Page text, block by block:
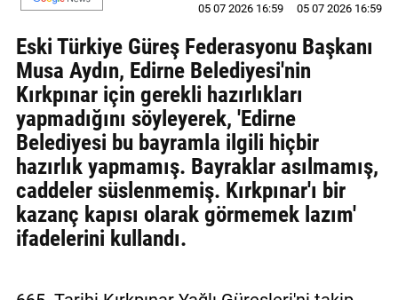
BİZE
ULAŞIN
Künye
İletişim
Gizlilik
Politikası
05 07 2026 16:59
05 07 2026 16:59
Eski Türkiye Güreş Federasyonu Başkanı
Musa Aydın, Edirne Belediyesi'nin
Kırkpınar için gerekli hazırlıkları
yapmadığını söyleyerek, 'Edirne
Belediyesi bu bayramla ilgili hiçbir
hazırlık yapmamış. Bayraklar asılmamış,
caddeler süslenmemiş. Kırkpınar'ı bir
kazanç kapısı olarak görmemek lazım'
ifadelerini kullandı.